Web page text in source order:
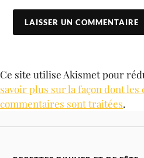
Ce site utilise Akismet pour
savoir plus sur la façon dont les
commentaires sont traitées.